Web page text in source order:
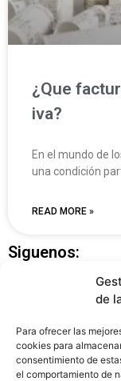
de
Para ofrecer las
cookies para
consentimiento de
el comportamiento de
¿Que
iva?
En el mundo de
una condición
READ MORE »
Siguenos: